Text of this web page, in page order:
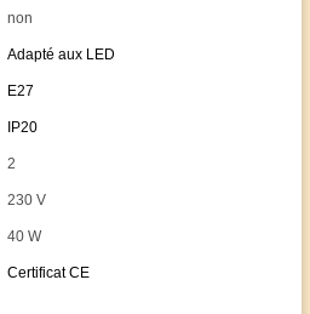
non
Adapté aux LED
E27
IP20
2
230 V
40 W
Certificat CE